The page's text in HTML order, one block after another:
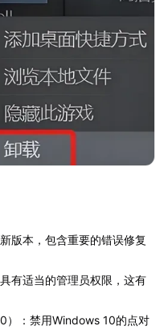
版本，包含重要的错误修复
有适当的管理员权限，这有
）：禁用Windows 10的点对